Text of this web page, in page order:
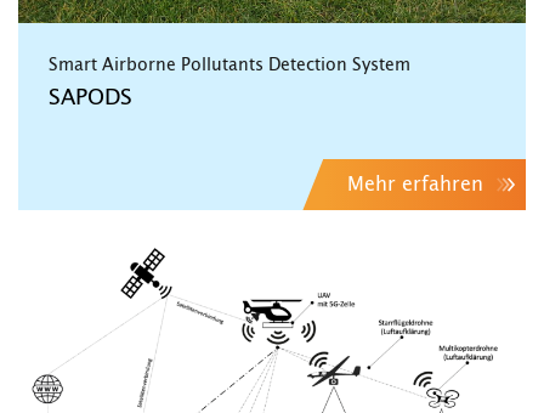
Smart Airborne Pollutants Detection System
SAPODS
Mehr erfahren